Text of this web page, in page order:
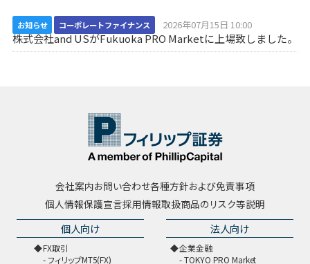
お知らせ コーポレートファイナンス 2026年07月15日 10:00
株式会社and USがFukuoka PRO Marketに上場致しました。
会社案内お問い合わせ各種方針および免責事項
個人情報保護宣言採用情報取扱商品のリスク等説明
個人向け
FX取引
フィリップMT5(FX)
法人向け
企業金融
TOKYO PRO Market